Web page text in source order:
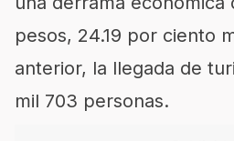
pesos, 24.19 por ciento
anterior, la llegada de
mil 703 personas.